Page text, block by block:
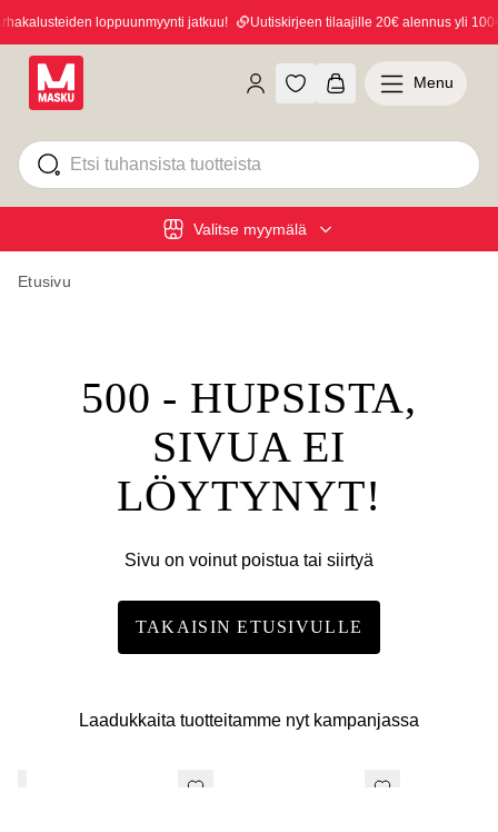
loppuunmyynti jatkuu! Uutiskirjeen tilaajille 20€ alennus yli 100€
Valitse myymälä
Menu
Etusivu
500 - HUPSISTA,
SIVUA EI
LÖYTYNYT!
Sivu on voinut poistua tai siirtyä
TAKAISIN ETUSIVULLE
Laadukkaita tuotteitamme nyt kampanjassa